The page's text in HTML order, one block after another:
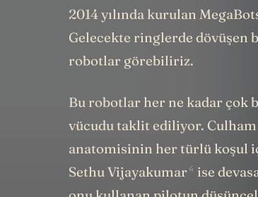
2014 yılında kurulan
Gelecekte ringlerde dövüşen
robotlar görebiliriz.
Bu robotlar her ne kadar çok
vücudu taklit ediliyor.
anatomisinin her türlü koşul
Sethu Vijayakumar4 ise